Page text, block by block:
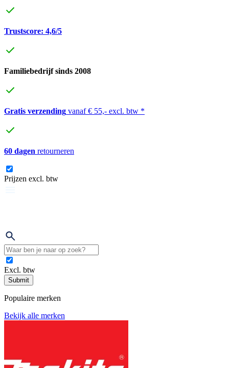
Trustscore: 4,6/5
Familiebedrijf sinds 2008
Gratis verzending vanaf € 55,- excl. btw *
60 dagen retourneren
Prijzen excl. btw
Excl. btw
Submit
Populaire merken
Bekijk alle merken